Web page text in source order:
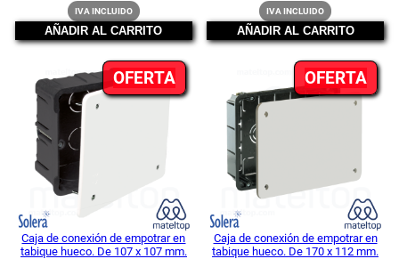
era:
7,31 €.
actual
es:
6,05 €.
IVA INCLUIDO
AÑADIR AL CARRITO
era:
7,31 €.
actual
es:
6,05 €.
IVA INCLUIDO
AÑADIR AL CARRITO
OFERTAPRODUCTO
EN
OFERTA
Caja de conexión de empotrar en
tabique hueco. De 107 x 107 mm.
OFERTA
EN
Caja de conexión de empotrar en
tabique hueco. De 170 x 112 mm.